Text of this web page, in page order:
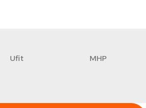
MHP
Ufit